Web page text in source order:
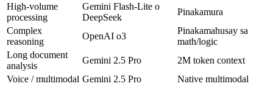
High-volume
processing
Gemini Flash-Lite o
DeepSeek
Pinakamura
Complex
reasoning
OpenAI o3
Pinakamahusay sa
math/logic
Long document
analysis
Gemini 2.5 Pro
2M token context
Voice / multimodal Gemini 2.5 Pro Native multimodal